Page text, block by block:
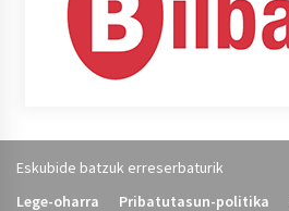
Eskubide batzuk erreserbaturik
Lege-oharra
Pribatutasun-politika